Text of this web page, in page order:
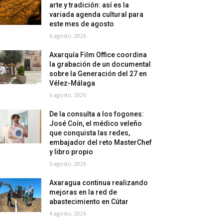
arte y tradición: así es la
variada agenda cultural para
este mes de agosto
6 agosto, 2026
Axarquía Film Office coordina
la grabación de un documental
sobre la Generación del 27 en
Vélez-Málaga
6 agosto, 2026
De la consulta a los fogones:
José Coín, el médico veleño
que conquista las redes,
embajador del reto MasterChef
y libro propio
5 agosto, 2026
Axaragua continua realizando
mejoras en la red de
abastecimiento en Cútar
4 agosto, 2026